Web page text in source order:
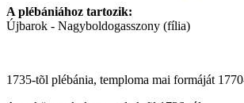
A plébániához tartozik:
Újbarok - Nagyboldogasszony (fília)
1735-tõl plébánia, temploma mai formáját